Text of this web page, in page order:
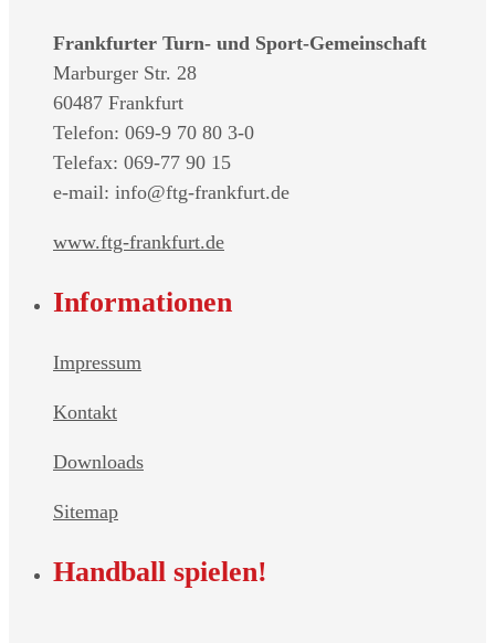
Frankfurter Turn- und Sport-Gemeinschaft
Marburger Str. 28
60487 Frankfurt
Telefon: 069-9 70 80 3-0
Telefax: 069-77 90 15
e-mail: info@ftg-frankfurt.de
www.ftg-frankfurt.de
Informationen
Impressum
Kontakt
Downloads
Sitemap
Handball spielen!